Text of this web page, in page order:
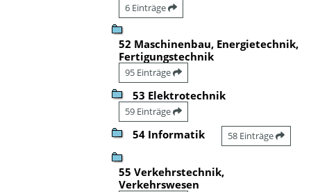
6 Einträge
52 Maschinenbau, Energietechnik,
Fertigungstechnik
95 Einträge
53 Elektrotechnik
59 Einträge
54 Informatik 58 Einträge
55 Verkehrstechnik,
Verkehrswesen